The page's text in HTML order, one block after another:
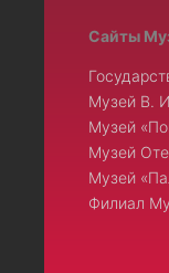
Сайты
Музей В.
Музей
Музей
Музей
Филиал